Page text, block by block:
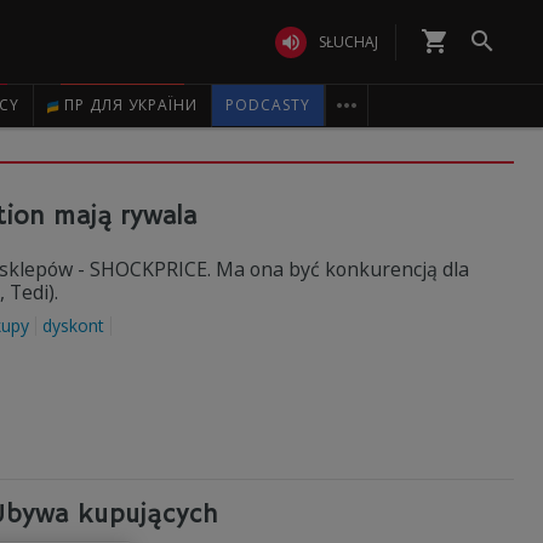
 SŁUCHAJ shopping_cart 
ПР ДЛЯ УКРАЇНИ PODCASTY 
mają rywala
- SHOCKPRICE. Ma ona być konkurencją dla
Tedi).
dyskont
kupujących